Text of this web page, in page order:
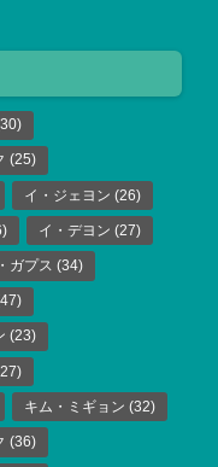
(25)
イ・ジェヨン (26)
イ・デヨン (27)
ガプス (34)
(23)
キム・ミギョン (32)
(36)